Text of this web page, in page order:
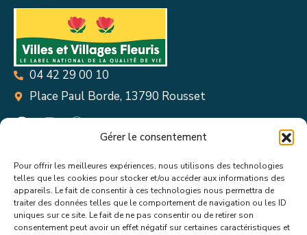
Gérer le consentement
Pour offrir les meilleures expériences, nous utilisons des technologies
telles que les cookies pour stocker et/ou accéder aux informations des
appareils. Le fait de consentir à ces technologies nous permettra de
traiter des données telles que le comportement de navigation ou les ID
uniques sur ce site. Le fait de ne pas consentir ou de retirer son
consentement peut avoir un effet négatif sur certaines caractéristiques et
04 42 29 00 10
Place Paul Borde, 13790 Rousset
Suivez toutes les informations &
actualités de votre ville !